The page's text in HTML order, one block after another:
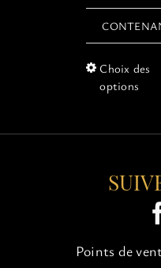
Choix des
options
Points de